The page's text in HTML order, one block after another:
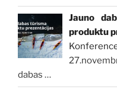
Jauno
produktu
dabas …